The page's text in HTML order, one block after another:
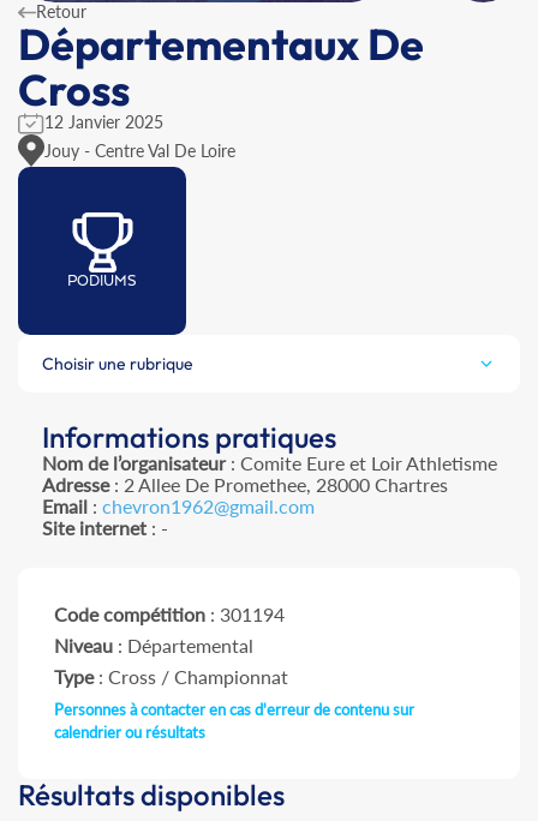
Retour
Départementaux De
Cross
12 Janvier 2025
Jouy - Centre Val De Loire
PODIUMS
Choisir une rubrique
Informations pratiques
Nom de l’organisateur: Comite Eure et Loir Athletisme
Adresse: 2 Allee De Promethee, 28000 Chartres
Email: chevron1962@gmail.com
Site internet: -
Code compétition : 301194
Niveau : Départemental
Type: Cross / Championnat
Personnes à contacter en cas d'erreur de contenu sur
calendrier ou résultats
Résultats disponibles